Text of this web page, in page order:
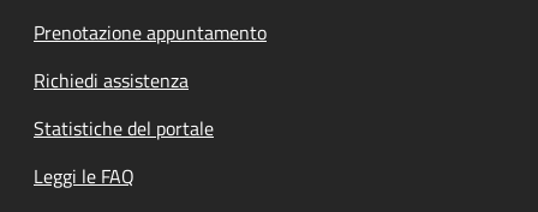
Prenotazione appuntamento
Richiedi assistenza
Statistiche del portale
Leggi le FAQ